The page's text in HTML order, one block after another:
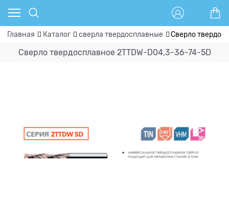
Главная Каталог сверла твердосплавные Сверло
Сверло твердосплавное 2TTDW-D04,3-36-74-5D